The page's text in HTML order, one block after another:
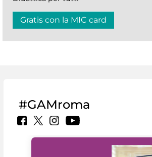
Gratis con la MIC card
#GAMroma